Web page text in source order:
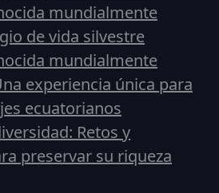
mundialmente
de vida silvestre
mundialmente
experiencia única para
ecuatorianos
Retos y
preservar su riqueza